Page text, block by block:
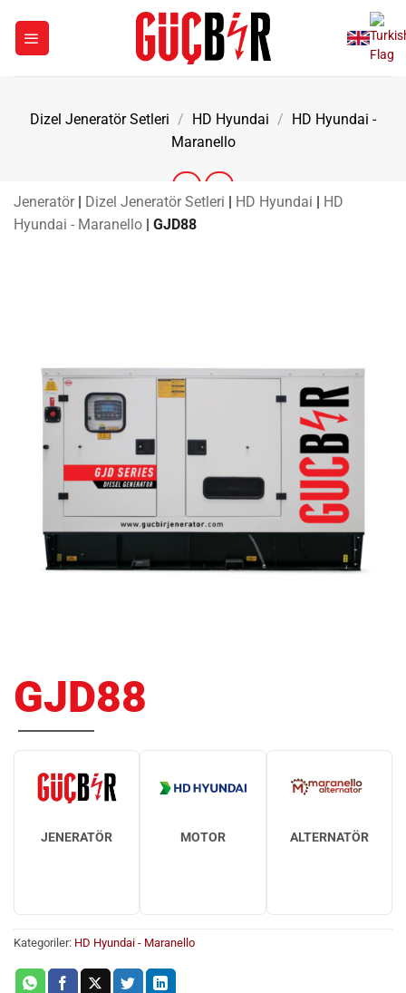
Dizel Jeneratör Setleri / HD Hyundai / HD Hyundai -
Maranello
Jeneratör | Dizel Jeneratör Setleri | HD Hyundai | HD
Hyundai - Maranello | GJD88
GJD88
JENERATÖR MOTOR ALTERNATÖR
Kategoriler: HD Hyundai - Maranello